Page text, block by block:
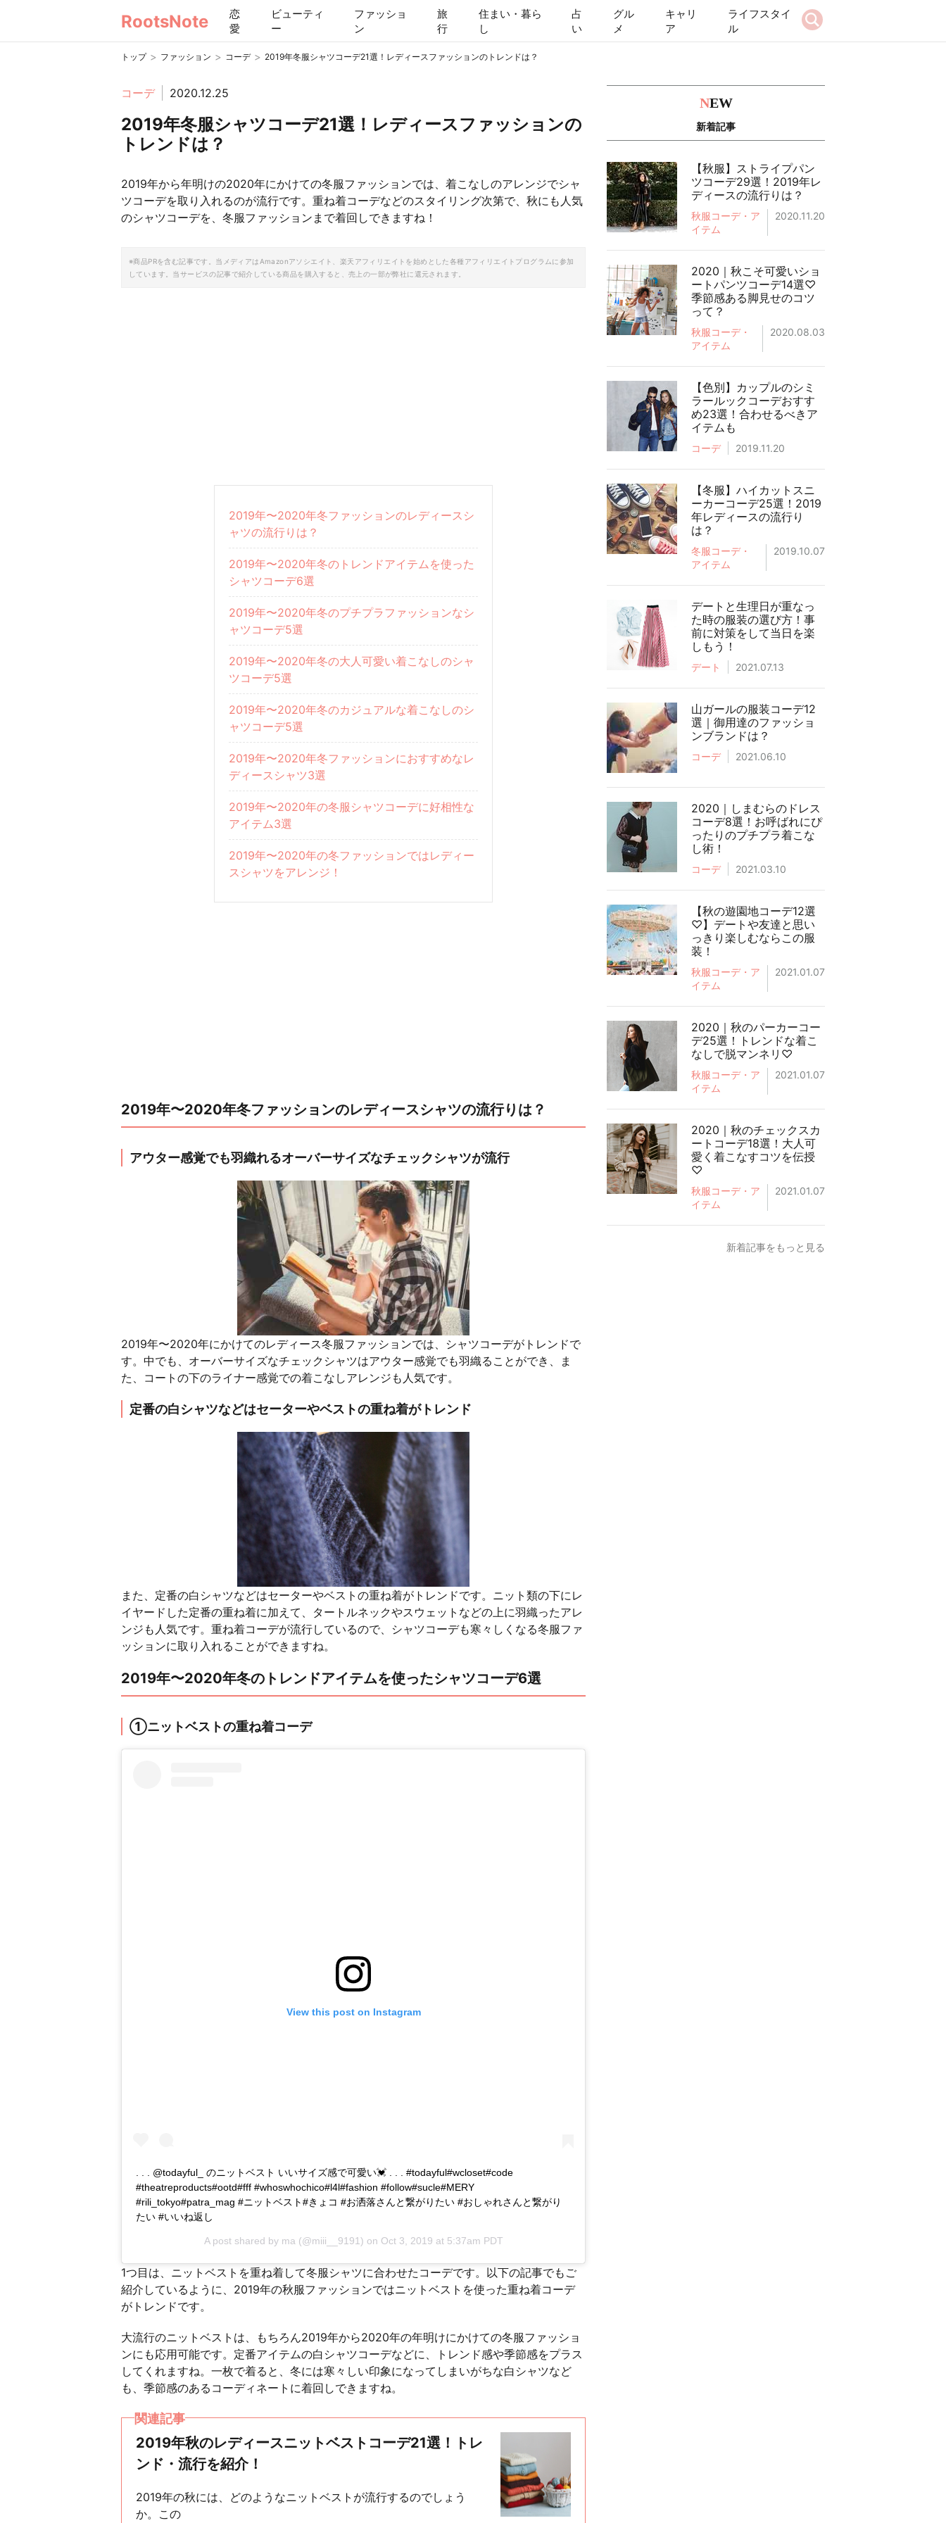
RootsNote
恋
愛
ビューティ
ー
ファッショ
ン
旅
行
住まい・暮ら
し
占
い
グル
メ
キャリ
ア
ライフスタイ
ル
トップ > ファッション > コーデ > 2019年冬服シャツコーデ21選！レディースファッションのトレンドは？
コーデ 2020.12.25
2019年冬服シャツコーデ21選！レディースファッションの
トレンドは？
2019年から年明けの2020年にかけての冬服ファッションでは、着こなしのアレンジでシャ
ツコーデを取り入れるのが流行です。重ね着コーデなどのスタイリング次第で、秋にも人気
のシャツコーデを、冬服ファッションまで着回しできますね！
※商品PRを含む記事です。当メディアはAmazonアソシエイト、楽天アフィリエイトを始めとした各種アフィリエイトプログラムに参加
しています。当サービスの記事で紹介している商品を購入すると、売上の一部が弊社に還元されます。
2019年〜2020年冬ファッションのレディースシ
ャツの流行りは？
2019年〜2020年冬のトレンドアイテムを使った
シャツコーデ6選
2019年〜2020年冬のプチプラファッションなシ
ャツコーデ5選
2019年〜2020年冬の大人可愛い着こなしのシャ
ツコーデ5選
2019年〜2020年冬のカジュアルな着こなしのシ
ャツコーデ5選
2019年〜2020年冬ファッションにおすすめなレ
ディースシャツ3選
2019年〜2020年の冬服シャツコーデに好相性な
アイテム3選
2019年〜2020年の冬ファッションではレディー
スシャツをアレンジ！
2019年〜2020年冬ファッションのレディースシャツの流行りは？
アウター感覚でも羽織れるオーバーサイズなチェックシャツが流行
2019年〜2020年にかけてのレディース冬服ファッションでは、シャツコーデがトレンドで
す。中でも、オーバーサイズなチェックシャツはアウター感覚でも羽織ることができ、ま
た、コートの下のライナー感覚での着こなしアレンジも人気です。
定番の白シャツなどはセーターやベストの重ね着がトレンド
また、定番の白シャツなどはセーターやベストの重ね着がトレンドです。ニット類の下にレ
イヤードした定番の重ね着に加えて、タートルネックやスウェットなどの上に羽織ったアレ
ンジも人気です。重ね着コーデが流行しているので、シャツコーデも寒々しくなる冬服ファ
ッションに取り入れることができますね。
2019年〜2020年冬のトレンドアイテムを使ったシャツコーデ6選
①ニットベストの重ね着コーデ
View this post on Instagram
. . . @todayful_ のニットベスト いいサイズ感で可愛い💓 . . . #todayful#wcloset#code
#theatreproducts#ootd#fff #whoswhochico#l4l#fashion #follow#sucle#MERY
#rili_tokyo#patra_mag #ニットベスト#きょコ #お洒落さんと繋がりたい #おしゃれさんと繋がり
たい #いいね返し
A post shared by ma (@miii__9191) on Oct 3, 2019 at 5:37am PDT
1つ目は、ニットベストを重ね着して冬服シャツに合わせたコーデです。以下の記事でもご
紹介しているように、2019年の秋服ファッションではニットベストを使った重ね着コーデ
がトレンドです。
大流行のニットベストは、もちろん2019年から2020年の年明けにかけての冬服ファッショ
ンにも応用可能です。定番アイテムの白シャツコーデなどに、トレンド感や季節感をプラス
してくれますね。一枚で着ると、冬には寒々しい印象になってしまいがちな白シャツなど
も、季節感のあるコーディネートに着回しできますね。
関連記事
2019年秋のレディースニットベストコーデ21選！トレ
ンド・流行を紹介！
2019年の秋には、どのようなニットベストが流行するのでしょう
か。この
NEW
新着記事
【秋服】ストライプパン
ツコーデ29選！2019年レ
ディースの流行りは？
秋服コーデ・ア
イテム
2020.11.20
2020｜秋こそ可愛いショ
ートパンツコーデ14選♡
季節感ある脚見せのコツ
って？
秋服コーデ・
アイテム
2020.08.03
【色別】カップルのシミ
ラールックコーデおすす
め23選！合わせるべきア
イテムも
コーデ 2019.11.20
【冬服】ハイカットスニ
ーカーコーデ25選！2019
年レディースの流行り
は？
冬服コーデ・
アイテム
2019.10.07
デートと生理日が重なっ
た時の服装の選び方！事
前に対策をして当日を楽
しもう！
デート 2021.07.13
山ガールの服装コーデ12
選｜御用達のファッショ
ンブランドは？
コーデ 2021.06.10
2020｜しまむらのドレス
コーデ8選！お呼ばれにぴ
ったりのプチプラ着こな
し術！
コーデ 2021.03.10
【秋の遊園地コーデ12選
♡】デートや友達と思い
っきり楽しむならこの服
装！
秋服コーデ・ア
イテム
2021.01.07
2020｜秋のパーカーコー
デ25選！トレンドな着こ
なしで脱マンネリ♡
秋服コーデ・ア
イテム
2021.01.07
2020｜秋のチェックスカ
ートコーデ18選！大人可
愛く着こなすコツを伝授
♡
秋服コーデ・ア
イテム
2021.01.07
新着記事をもっと見る